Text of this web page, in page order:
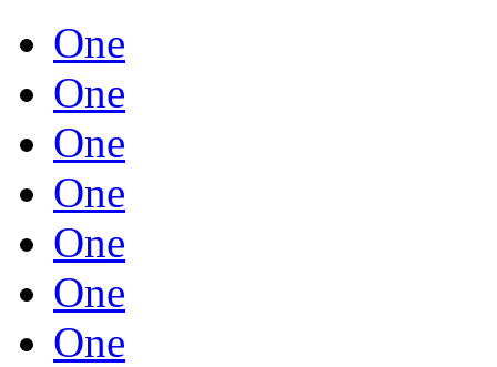
One
One
One
One
One
One
One